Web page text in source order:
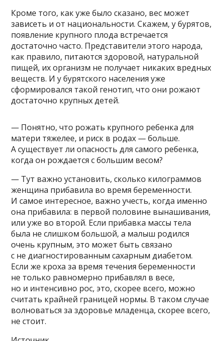
Кроме того, как уже было сказано, вес может
зависеть и от национальности. Скажем, у бурятов,
появление крупного плода встречается
достаточно часто. Представители этого народа,
как правило, питаются здоровой, натуральной
пищей, их организм не получает никаких вредных
веществ. И у бурятского населения уже
сформировался такой генотип, что они рожают
достаточно крупных детей.
— Понятно, что рожать крупного ребенка для
матери тяжелее, и риск в родах — больше.
А существует ли опасность для самого ребенка,
когда он рождается с большим весом?
— Тут важно установить, сколько килограммов
женщина прибавила во время беременности.
И самое интересное, важно учесть, когда именно
она прибавила: в первой половине вынашивания,
или уже во второй. Если прибавка массы тела
была не слишком большой, а малыш родился
очень крупным, это может быть связано
с не диагностированным сахарным диабетом.
Если же кроха за время течения беременности
не только равномерно прибавлял в весе,
но и интенсивно рос, это, скорее всего, можно
считать крайней границей нормы. В таком случае
волноваться за здоровье младенца, скорее всего,
не стоит.